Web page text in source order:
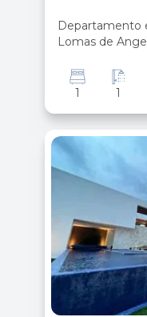
Departamento
Lomas de
1 1